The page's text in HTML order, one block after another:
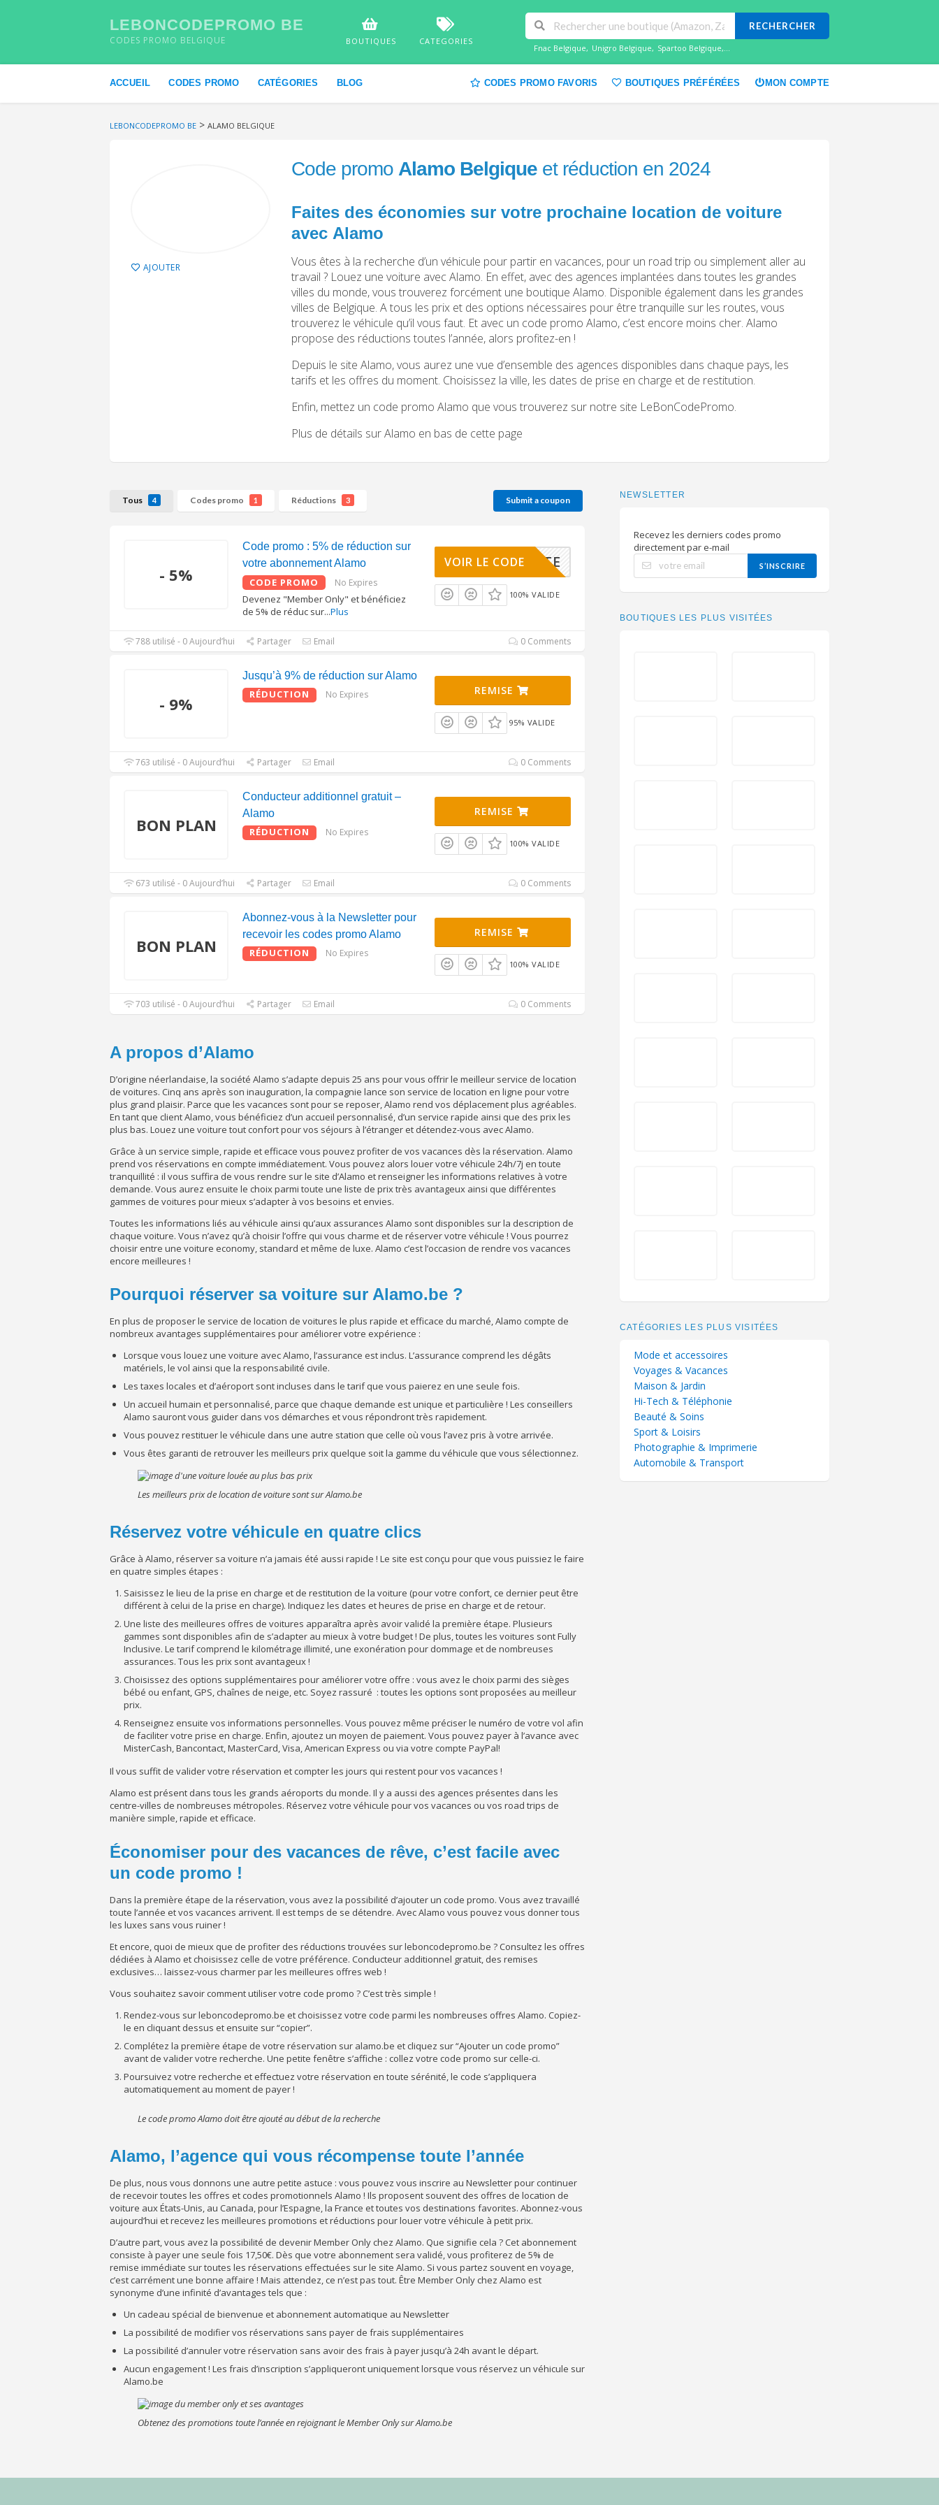
LEBONCODEPROMO BE
CODES PROMO BELGIQUE BOUTIQUES CATEGORIES
RECHERCHER
Fnac Belgique, Unigro Belgique, Spartoo Belgique,...
ACCUEIL CODES PROMO CATÉGORIES BLOG CODES PROMO FAVORIS BOUTIQUES PRÉFÉRÉES MON COMPTE
LEBONCODEPROMO BE > ALAMO BELGIQUE
AJOUTER
Code promo Alamo Belgique et réduction en 2024
Faites des économies sur votre prochaine location de voiture
avec Alamo
Vous êtes à la recherche d’un véhicule pour partir en vacances, pour un road trip ou simplement aller au
travail ? Louez une voiture avec Alamo. En effet, avec des agences implantées dans toutes les grandes
villes du monde, vous trouverez forcément une boutique Alamo. Disponible également dans les grandes
villes de Belgique. A tous les prix et des options nécessaires pour être tranquille sur les routes, vous
trouverez le véhicule qu’il vous faut. Et avec un code promo Alamo, c’est encore moins cher. Alamo
propose des réductions toutes l’année, alors profitez-en !
Depuis le site Alamo, vous aurez une vue d’ensemble des agences disponibles dans chaque pays, les
tarifs et les offres du moment. Choisissez la ville, les dates de prise en charge et de restitution.
Enfin, mettez un code promo Alamo que vous trouverez sur notre site LeBonCodePromo.
Plus de détails sur Alamo en bas de cette page
Tous 4 Codes promo 1 Réductions 3 Submit a coupon
- 5%
Code promo : 5% de réduction sur
votre abonnement Alamo
CODE PROMO No Expires
Devenez "Member Only" et bénéficiez
de 5% de réduc sur...Plus
OIR SITE
VOIR LE CODE
100% VALIDE
788 utilisé - 0 Aujourd’hui Partager Email 0 Comments
- 9%
Jusqu’à 9% de réduction sur Alamo
RÉDUCTION No Expires REMISE
95% VALIDE
763 utilisé - 0 Aujourd’hui Partager Email 0 Comments
BON PLAN
Conducteur additionnel gratuit –
Alamo
RÉDUCTION No Expires
REMISE
100% VALIDE
673 utilisé - 0 Aujourd’hui Partager Email 0 Comments
BON PLAN
Abonnez-vous à la Newsletter pour
recevoir les codes promo Alamo
RÉDUCTION No Expires
REMISE
100% VALIDE
703 utilisé - 0 Aujourd’hui Partager Email 0 Comments
A propos d’Alamo
D’origine néerlandaise, la société Alamo s’adapte depuis 25 ans pour vous offrir le meilleur service de location
de voitures. Cinq ans après son inauguration, la compagnie lance son service de location en ligne pour votre
plus grand plaisir. Parce que les vacances sont pour se reposer, Alamo rend vos déplacement plus agréables.
En tant que client Alamo, vous bénéficiez d’un accueil personnalisé, d’un service rapide ainsi que des prix les
plus bas. Louez une voiture tout confort pour vos séjours à l’étranger et détendez-vous avec Alamo.
Grâce à un service simple, rapide et efficace vous pouvez profiter de vos vacances dès la réservation. Alamo
prend vos réservations en compte immédiatement. Vous pouvez alors louer votre véhicule 24h/7j en toute
tranquillité : il vous suffira de vous rendre sur le site d’Alamo et renseigner les informations relatives à votre
demande. Vous aurez ensuite le choix parmi toute une liste de prix très avantageux ainsi que différentes
gammes de voitures pour mieux s’adapter à vos besoins et envies.
Toutes les informations liés au véhicule ainsi qu’aux assurances Alamo sont disponibles sur la description de
chaque voiture. Vous n’avez qu’à choisir l’offre qui vous charme et de réserver votre véhicule ! Vous pourrez
choisir entre une voiture economy, standard et même de luxe. Alamo c’est l’occasion de rendre vos vacances
encore meilleures !
Pourquoi réserver sa voiture sur Alamo.be ?
En plus de proposer le service de location de voitures le plus rapide et efficace du marché, Alamo compte de
nombreux avantages supplémentaires pour améliorer votre expérience :
Lorsque vous louez une voiture avec Alamo, l’assurance est inclus. L’assurance comprend les dégâts
matériels, le vol ainsi que la responsabilité civile.
Les taxes locales et d’aéroport sont incluses dans le tarif que vous paierez en une seule fois.
Un accueil humain et personnalisé, parce que chaque demande est unique et particulière ! Les conseillers
Alamo sauront vous guider dans vos démarches et vous répondront très rapidement.
Vous pouvez restituer le véhicule dans une autre station que celle où vous l’avez pris à votre arrivée.
Vous êtes garanti de retrouver les meilleurs prix quelque soit la gamme du véhicule que vous sélectionnez.
Les meilleurs prix de location de voiture sont sur Alamo.be
Réservez votre véhicule en quatre clics
Grâce à Alamo, réserver sa voiture n’a jamais été aussi rapide ! Le site est conçu pour que vous puissiez le faire
en quatre simples étapes :
Saisissez le lieu de la prise en charge et de restitution de la voiture (pour votre confort, ce dernier peut être
différent à celui de la prise en charge). Indiquez les dates et heures de prise en charge et de retour.
Une liste des meilleures offres de voitures apparaîtra après avoir validé la première étape. Plusieurs
gammes sont disponibles afin de s’adapter au mieux à votre budget ! De plus, toutes les voitures sont Fully
Inclusive. Le tarif comprend le kilométrage illimité, une exonération pour dommage et de nombreuses
assurances. Tous les prix sont avantageux !
Choisissez des options supplémentaires pour améliorer votre offre : vous avez le choix parmi des sièges
bébé ou enfant, GPS, chaînes de neige, etc. Soyez rassuré : toutes les options sont proposées au meilleur
prix.
Renseignez ensuite vos informations personnelles. Vous pouvez même préciser le numéro de votre vol afin
de faciliter votre prise en charge. Enfin, ajoutez un moyen de paiement. Vous pouvez payer à l’avance avec
MisterCash, Bancontact, MasterCard, Visa, American Express ou via votre compte PayPal!
Il vous suffit de valider votre réservation et compter les jours qui restent pour vos vacances !
Alamo est présent dans tous les grands aéroports du monde. Il y a aussi des agences présentes dans les
centre-villes de nombreuses métropoles. Réservez votre véhicule pour vos vacances ou vos road trips de
manière simple, rapide et efficace.
Économiser pour des vacances de rêve, c’est facile avec
un code promo !
Dans la première étape de la réservation, vous avez la possibilité d’ajouter un code promo. Vous avez travaillé
toute l’année et vos vacances arrivent. Il est temps de se détendre. Avec Alamo vous pouvez vous donner tous
les luxes sans vous ruiner !
Et encore, quoi de mieux que de profiter des réductions trouvées sur leboncodepromo.be ? Consultez les offres
dédiées à Alamo et choisissez celle de votre préférence. Conducteur additionnel gratuit, des remises
exclusives… laissez-vous charmer par les meilleures offres web !
Vous souhaitez savoir comment utiliser votre code promo ? C’est très simple !
Rendez-vous sur leboncodepromo.be et choisissez votre code parmi les nombreuses offres Alamo. Copiez-
le en cliquant dessus et ensuite sur “copier”.
Complétez la première étape de votre réservation sur alamo.be et cliquez sur “Ajouter un code promo”
avant de valider votre recherche. Une petite fenêtre s’affiche : collez votre code promo sur celle-ci.
Poursuivez votre recherche et effectuez votre réservation en toute sérénité, le code s’appliquera
automatiquement au moment de payer !
Le code promo Alamo doit être ajouté au début de la recherche
Alamo, l’agence qui vous récompense toute l’année
De plus, nous vous donnons une autre petite astuce : vous pouvez vous inscrire au Newsletter pour continuer
de recevoir toutes les offres et codes promotionnels Alamo ! Ils proposent souvent des offres de location de
voiture aux États-Unis, au Canada, pour l’Espagne, la France et toutes vos destinations favorites. Abonnez-vous
aujourd’hui et recevez les meilleures promotions et réductions pour louer votre véhicule à petit prix.
D’autre part, vous avez la possibilité de devenir Member Only chez Alamo. Que signifie cela ? Cet abonnement
consiste à payer une seule fois 17,50€. Dès que votre abonnement sera validé, vous profiterez de 5% de
remise immédiate sur toutes les réservations effectuées sur le site Alamo. Si vous partez souvent en voyage,
c’est carrément une bonne affaire ! Mais attendez, ce n’est pas tout. Être Member Only chez Alamo est
synonyme d’une infinité d’avantages tels que :
Un cadeau spécial de bienvenue et abonnement automatique au Newsletter
La possibilité de modifier vos réservations sans payer de frais supplémentaires
La possibilité d’annuler votre réservation sans avoir des frais à payer jusqu’à 24h avant le départ.
Aucun engagement ! Les frais d’inscription s’appliqueront uniquement lorsque vous réservez un véhicule sur
Alamo.be
Obtenez des promotions toute l’année en rejoignant le Member Only sur Alamo.be
NEWSLETTER
Recevez les derniers codes promo
directement par e-mail
S’INSCRIRE
BOUTIQUES LES PLUS VISITÉES
CATÉGORIES LES PLUS VISITÉES
Mode et accessoires
Voyages & Vacances
Maison & Jardin
Hi-Tech & Téléphonie
Beauté & Soins
Sport & Loisirs
Photographie & Imprimerie
Automobile & Transport